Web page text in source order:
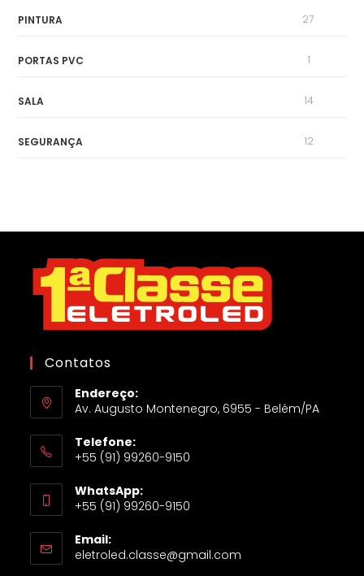
PINTURA 27
PORTAS PVC 1
SALA 14
SEGURANÇA 12
Contatos
Endereço:
Av. Augusto Montenegro, 6955 - Belém/PA
Telefone:
+55 (91) 99260-9150
WhatsApp:
+55 (91) 99260-9150
Email:
eletroled.classe@gmail.com